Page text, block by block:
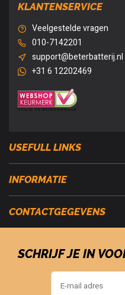
KLANTENSERVICE
Veelgestelde vragen
010-7142201
support@beterbatterij.nl
+31 6 12202469
USEFULL LINKS
INFORMATIE
CONTACTGEGEVENS
SCHRIJF JE IN